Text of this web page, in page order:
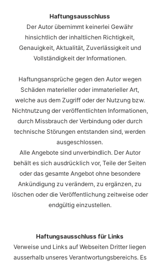
Haftungsausschluss
Der Autor übernimmt keinerlei Gewähr
hinsichtlich der inhaltlichen Richtigkeit,
Genauigkeit, Aktualität, Zuverlässigkeit und
Vollständigkeit der Informationen.
Haftungsansprüche gegen den Autor wegen
Schäden materieller oder immaterieller Art,
welche aus dem Zugriff oder der Nutzung bzw.
Nichtnutzung der veröffentlichten Informationen,
durch Missbrauch der Verbindung oder durch
technische Störungen entstanden sind, werden
ausgeschlossen.
Alle Angebote sind unverbindlich. Der Autor
behält es sich ausdrücklich vor, Teile der Seiten
oder das gesamte Angebot ohne besondere
Ankündigung zu verändern, zu ergänzen, zu
löschen oder die Veröffentlichung zeitweise oder
endgültig einzustellen.
Haftungsausschluss für Links
Verweise und Links auf Webseiten Dritter liegen
ausserhalb unseres Verantwortungsbereichs. Es